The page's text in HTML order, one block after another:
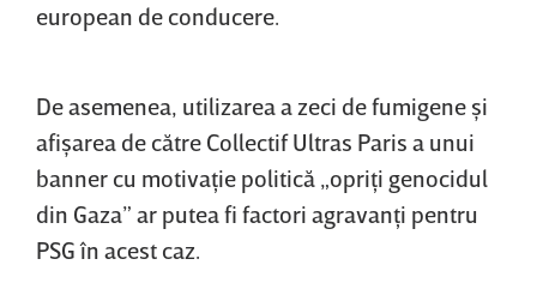
european de conducere.
De asemenea, utilizarea a zeci de fumigene şi
afişarea de către Collectif Ultras Paris a unui
banner cu motivaţie politică „opriţi genocidul
din Gaza” ar putea fi factori agravanţi pentru
PSG în acest caz.